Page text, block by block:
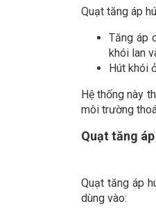
Quạt tăng áp
Tăng áp
khói lan
Hút khói
Hệ thống này
môi trường
Quạt tăng
Quạt tăng áp
dùng vào: